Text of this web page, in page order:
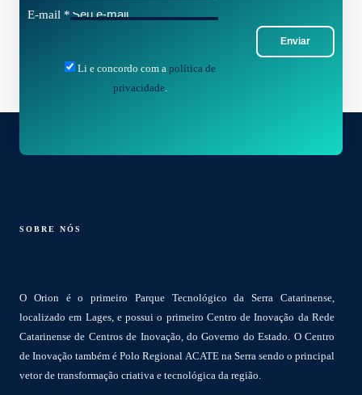
E-mail *
Enviar
Li e concordo com a política de
privacidade
SOBRE NÓS
O Orion é o primeiro Parque Tecnológico da Serra Catarinense,
localizado em Lages, e possui o primeiro Centro de Inovação da Rede
Catarinense de Centros de Inovação, do Governo do Estado. O Centro
de Inovação também é Polo Regional ACATE na Serra sendo o principal
vetor de transformação criativa e tecnológica da região.